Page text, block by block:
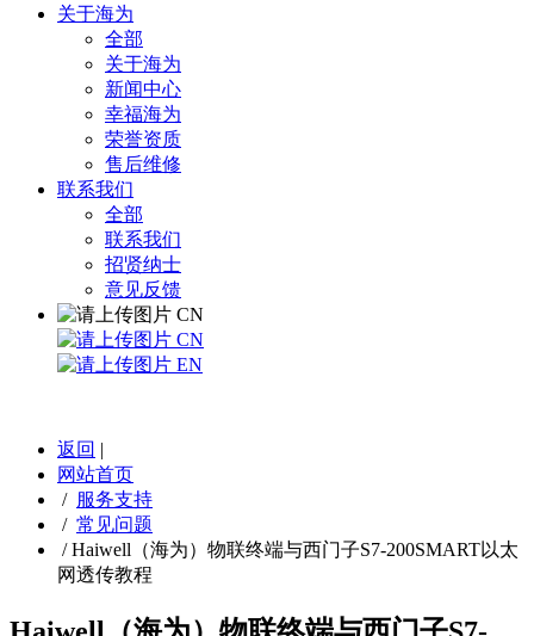
关于海为
全部
关于海为
新闻中心
幸福海为
荣誉资质
售后维修
联系我们
全部
联系我们
招贤纳士
意见反馈
CN
CN
EN
返回 |
网站首页
/ 服务支持
/ 常见问题
/Haiwell（海为）物联终端与西门子S7-200SMART以太
网透传教程